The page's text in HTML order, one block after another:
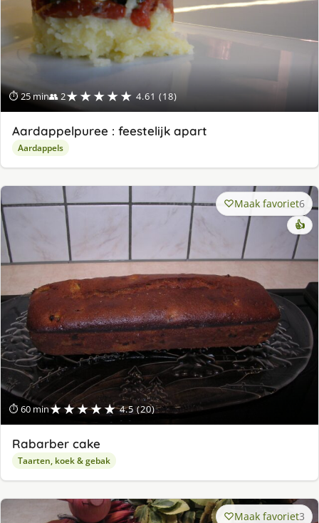
⏱ 25 min👥 2★★★★★ 4.61 (18)
Aardappelpuree : feestelijk apart
Aardappels
⏱ 60 min★★★★★ 4.5 (20)
Maak favoriet6
👍
Rabarber cake
Taarten, koek & gebak
Maak favoriet3